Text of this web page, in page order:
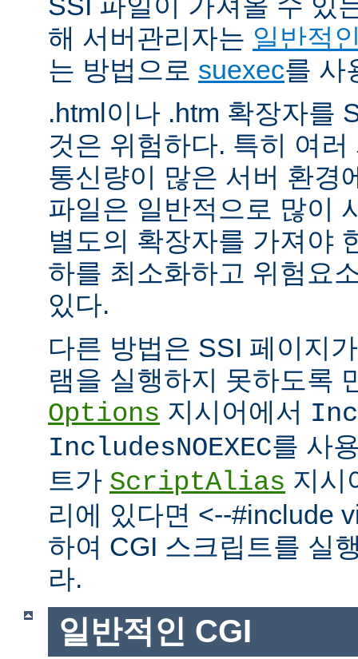
해 서버관리자는 일반적
는 방법으로 suexec를 사
.html이나 .htm 확장자를
것은 위험하다. 특히 여
통신량이 많은 서버 환경
파일은 일반적으로 많이
별도의 확장자를 가져야
하를 최소화하고 위험요
있다.
다른 방법은 SSI 페이지
램을 실행하지 못하도록
Options 지시어에서
IncludesNOEXEC를 사
트가 ScriptAlias 지시
리에 있다면 <--#include
하여 CGI 스크립트를 실
라.
일반적인 CGI